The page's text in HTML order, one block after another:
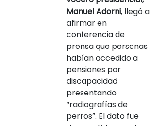
Manuel Adorni, llegó a
afirmar en
conferencia de
prensa que personas
habían accedido a
pensiones por
discapacidad
presentando
“radiografías de
perros”. El dato fue